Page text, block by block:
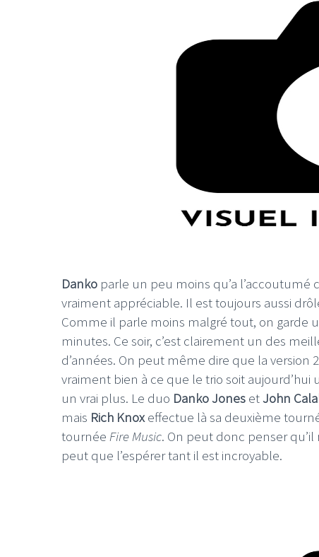
Danko parle un peu moins qu’a
vraiment appréciable. Il est toujours aussi
Comme il parle moins malgré tout, on garde
minutes. Ce soir, c’est clairement un des
d’années. On peut même dire que la version
vraiment bien à ce que le trio soit
un vrai plus. Le duo Danko Jones etJohn
mais Rich Knoxeffectue là sa deuxième
tournée Fire Music. On peut donc penser
peut que l’espérer tant il est incroyable.